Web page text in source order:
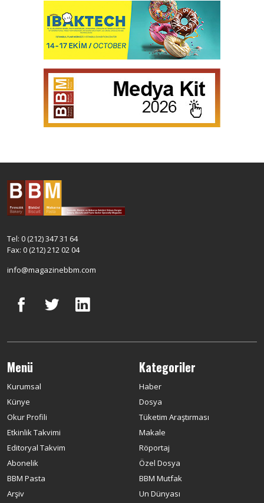
Tel: 0 (212) 347 31 64
Fax: 0 (212) 212 02 04
info@magazinebbm.com
Menü
Kurumsal
Künye
Okur Profili
Etkinlik Takvimi
Editoryal Takvim
Abonelik
BBM Pasta
Arşiv
Kategoriler
Haber
Dosya
Tüketim Araştırması
Makale
Röportaj
Özel Dosya
BBM Mutfak
Un Dünyası